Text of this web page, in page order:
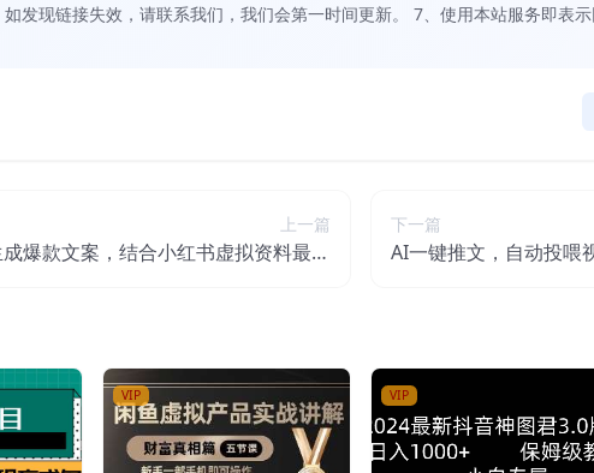
发现链接失效，请联系我们，我们会第一时间更新。 7、使用本站服务即表
上一篇
爆款文案，结合小红书虚拟资料最新
下一篇
AI一键推文，自动投喂
VIP VIP